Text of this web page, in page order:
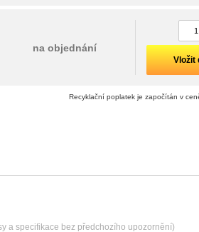
na objednání
Vložit
Recyklační poplatek je započítán v
a specifikace bez předchozího upozornění)